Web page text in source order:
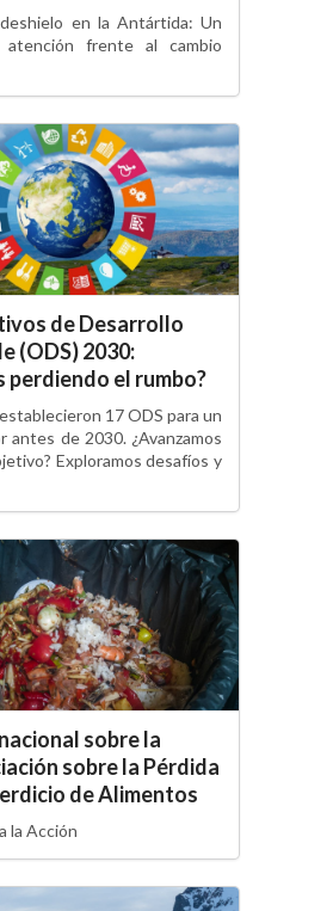
en la Antártida: Un
atención frente al cambio
de Desarrollo
(ODS) 2030:
perdiendo el rumbo?
17 ODS para un
antes de 2030. ¿Avanzamos
Exploramos desafíos y
sobre la
sobre la Pérdida
de Alimentos
la Acción